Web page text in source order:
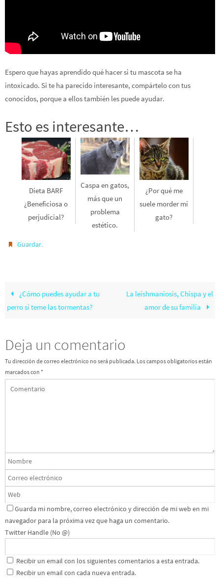
Espero que hayas aprendido qué hacer si tu mascota se ha
intoxicado. Si te ha parecido interesante, compártelo con tus
conocidos, porque a ellos también les puede ayudar.
Esto es interesante…
Dieta BARF
¿Beneficiosa o
perjudicial?
Caspa en gatos,
más que un
problema
estético.
¿Por qué me
suele morder mi
gato?
Guardar.
¿Cómo puedes ayudar a tu
perro si teme las tormentas?
La leishmaniosis, Chispa y el
amor de su familia
Deja un comentario
Tu dirección de correo electrónico no será publicada. Los campos obligatorios están
marcados con *
Guarda mi nombre, correo electrónico y dirección de mi web en mi
navegador para la próxima vez que haga un comentario.
Twitter Handle (No @)
Recibir un email con los siguientes comentarios a esta entrada.
Recibir un email con cada nueva entrada.